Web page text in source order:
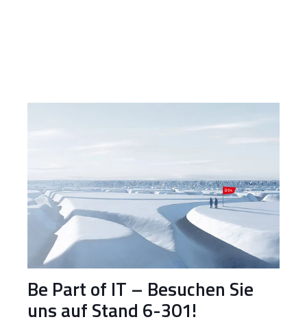
Be Part of IT – Besuchen Sie
uns auf Stand 6-301!